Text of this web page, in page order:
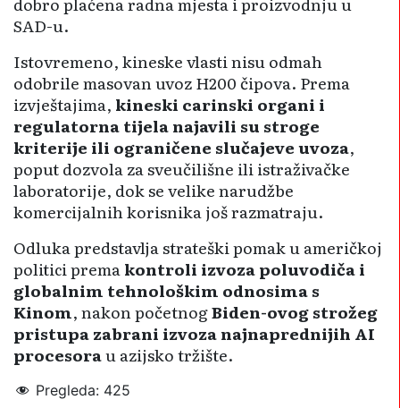
SAD-u.
Istovremeno, kineske vlasti nisu odmah
odobrile masovan uvoz H200 čipova. Prema
izvještajima, kineski carinski organi i
regulatorna tijela najavili su stroge
kriterije ili ograničene slučajeve uvoza,
poput dozvola za sveučilišne ili istraživačke
laboratorije, dok se velike narudžbe
komercijalnih korisnika još razmatraju.
Odluka predstavlja strateški pomak u američkoj
politici premakontroli izvoza poluvodiča i
globalnim tehnološkim odnosima s
Kinom, nakon početnogBiden-ovog strožeg
pristupa zabrani izvoza najnaprednijih AI
procesorau azijsko tržište.
Pregleda: 425